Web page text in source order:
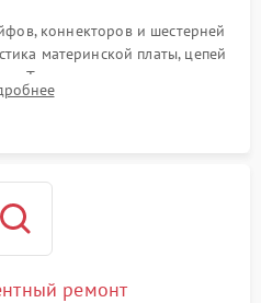
коннекторов и шестерней
материнской платы, цепей
Тестирование механизма
стабилизации.
ремонт